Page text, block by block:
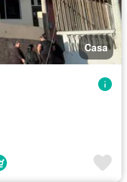
Casa